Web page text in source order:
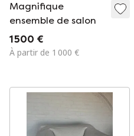
Magnifique
ensemble de salon
1 500 €
À partir de 1 000 €